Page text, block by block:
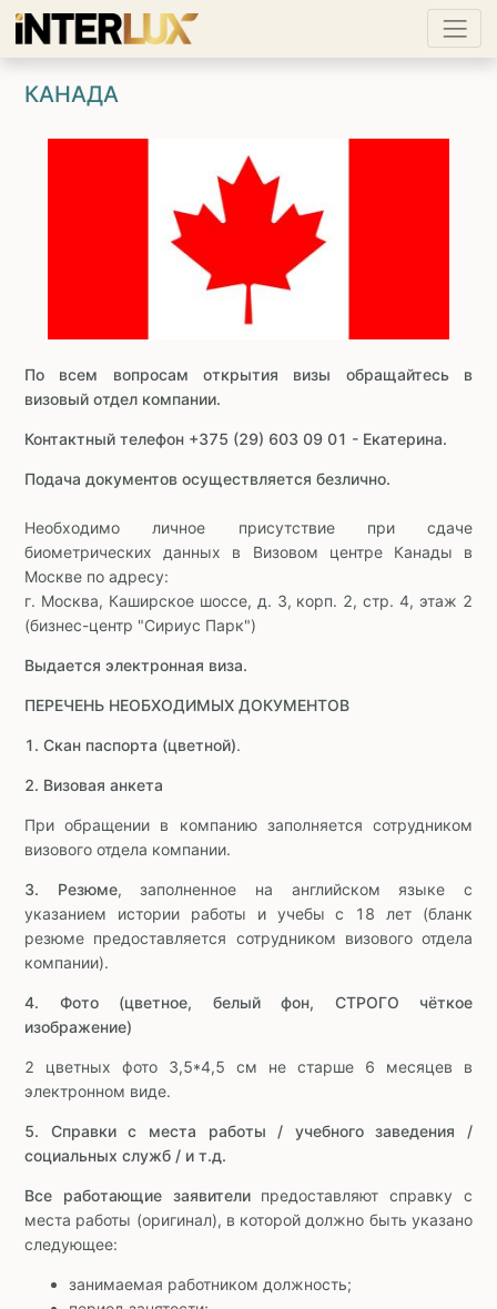
КАНАДА
По всем вопросам открытия визы обращайтесь в
визовый отдел компании.
Контактный телефон +375 (29) 603 09 01 - Екатерина.
Подача документов осуществляется безлично.
Необходимо личное присутствие при сдаче
биометрических данных в Визовом центре Канады в
Москве по адресу:
г. Москва, Каширское шоссе, д. 3, корп. 2, стр. 4, этаж 2
(бизнес-центр "Сириус Парк")
Выдается электронная виза.
ПЕРЕЧЕНЬ НЕОБХОДИМЫХ ДОКУМЕНТОВ
1. Скан паспорта (цветной).
2. Визовая анкета
При обращении в компанию заполняется сотрудником
визового отдела компании.
3. Резюме, заполненное на английском языке с
указанием истории работы и учебы с 18 лет (бланк
резюме предоставляется сотрудником визового отдела
компании).
4. Фото (цветное, белый фон, СТРОГО чёткое
изображение)
2 цветных фото 3,5*4,5 см не старше 6 месяцев в
электронном виде.
5. Справки с места работы / учебного заведения /
социальных служб / и т.д.
Все работающие заявителипредоставляют справку с
места работы (оригинал), в которой должно быть указано
следующее:
занимаемая работником должность;